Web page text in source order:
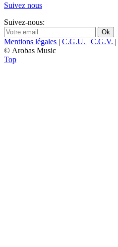
Suivez nous
Suivez-nous:
Mentions légales | C.G.U. | C.G.V. |
© Arobas Music
Top